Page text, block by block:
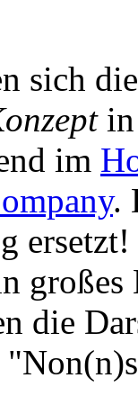
sich
in
im
.
die